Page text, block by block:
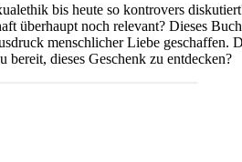
bis heute so kontrovers
überhaupt noch relevant? Dieses
menschlicher Liebe geschaffen.
dieses Geschenk zu entdecken?